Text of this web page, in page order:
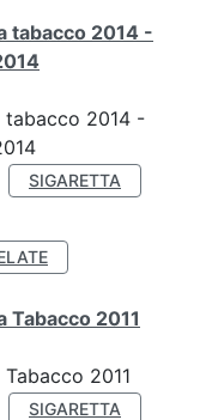
tabacco 2014 -
tabacco 2014 -
SIGARETTA
Tabacco 2011
2011
SIGARETTA